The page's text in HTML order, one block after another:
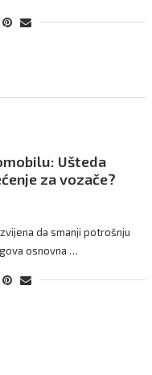
Ušteda
za vozače?
da smanji potrošnju
osnovna …